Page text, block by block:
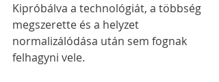
Kipróbálva a technológiát, a többség
megszerette és a helyzet
normalizálódása után sem fognak
felhagyni vele.